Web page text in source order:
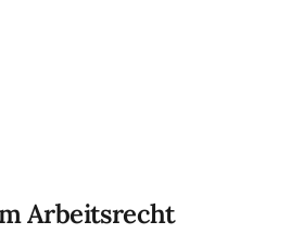
Arbeitsrecht